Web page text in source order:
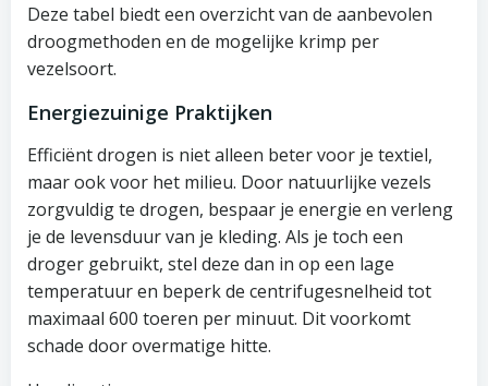
Deze tabel biedt een overzicht van de aanbevolen
droogmethoden en de mogelijke krimp per
vezelsoort.
Energiezuinige Praktijken
Efficiënt drogen is niet alleen beter voor je textiel,
maar ook voor het milieu. Door natuurlijke vezels
zorgvuldig te drogen, bespaar je energie en verleng
je de levensduur van je kleding. Als je toch een
droger gebruikt, stel deze dan in op een lage
temperatuur en beperk de centrifugesnelheid tot
maximaal 600 toeren per minuut. Dit voorkomt
schade door overmatige hitte.